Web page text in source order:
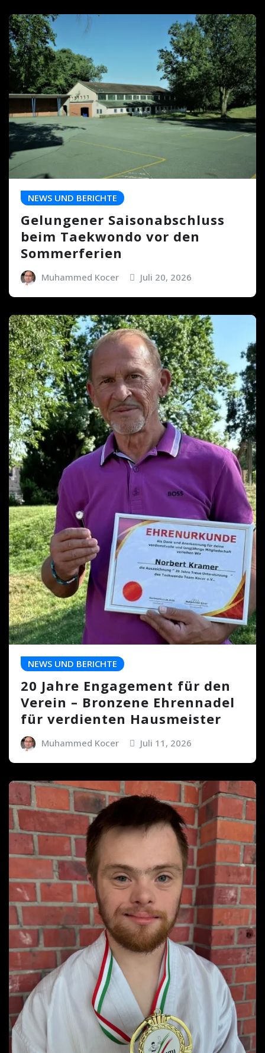
NEWS UND BERICHTE
Gelungener Saisonabschluss
beim Taekwondo vor den
Sommerferien
Muhammed Kocer Juli 20, 2026
NEWS UND BERICHTE
20 Jahre Engagement für den
Verein – Bronzene Ehrennadel
für verdienten Hausmeister
Muhammed Kocer Juli 11, 2026